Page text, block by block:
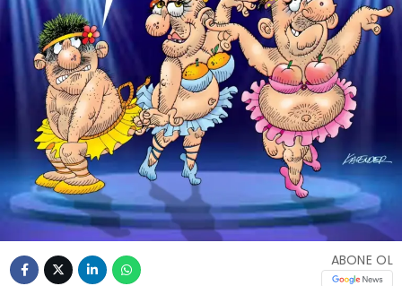
ABONE OL